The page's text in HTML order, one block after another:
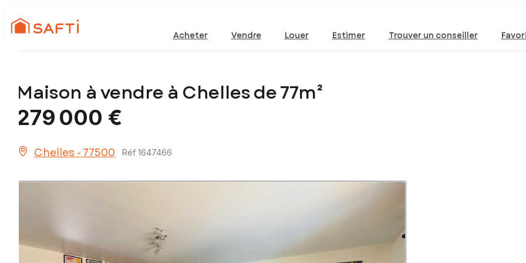
Acheter Vendre Louer Estimer Trouver un conseiller
Maison à vendre à Chelles de 77m²
279 000 €
Chelles - 77500 Réf 1647466